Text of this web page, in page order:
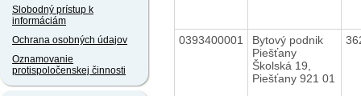
Slobodný prístup k
informáciám
Ochrana osobných údajov
Oznamovanie
protispoločenskej činnosti
0393400001
Bytový podnik
Piešťany
Školská 19,
Piešťany 921 01